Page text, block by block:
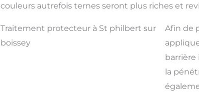
couleurs autrefois ternes seront plus riches et
Traitement protecteur à St philbert sur
boissey
Afin de
barrière
la